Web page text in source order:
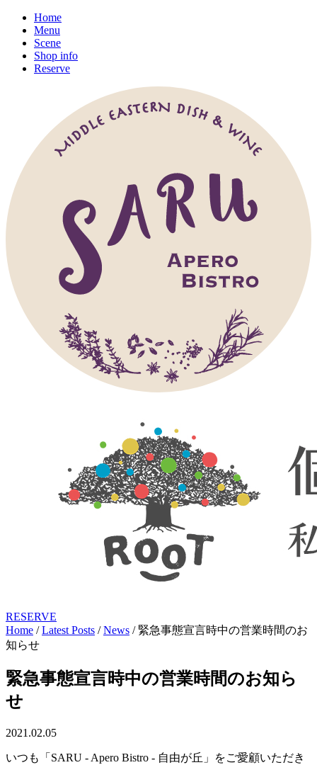
Home
Menu
Scene
Shop info
Reserve
RESERVE
Home /Latest Posts /News / 緊急事態宣言時中の営業時間のお
知らせ
緊急事態宣言時中の営業時間のお知ら
せ
2021.02.05
いつも「SARU - Apero Bistro - 自由が丘」をご愛顧いただき